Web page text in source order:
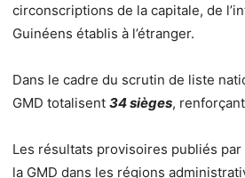
circonscriptions de la capitale, de
Guinéens établis à l’étranger.
Dans le cadre du scrutin de liste
GMD totalisent 34 sièges,
Les résultats provisoires publiés
la GMD dans les régions